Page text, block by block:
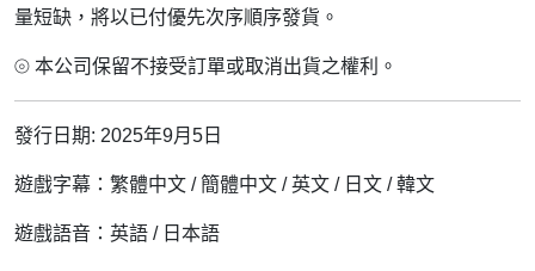
量短缺，將以已付優先次序順序發貨。
⦾ 本公司保留不接受訂單或取消出貨之權利。
發行日期: 2025年9月5日
遊戲字幕：繁體中文 / 簡體中文 / 英文 / 日文 / 韓文
遊戲語音：英語 / 日本語